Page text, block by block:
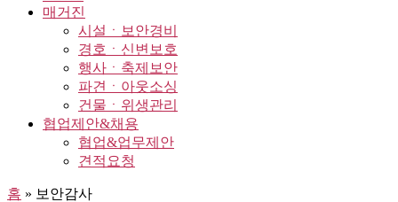
매거진
시설ㆍ보안경비
경호ㆍ신변보호
행사ㆍ축제보안
파견ㆍ아웃소싱
건물ㆍ위생관리
협업제안&채용
협업&업무제안
견적요청
홈 » 보안감사